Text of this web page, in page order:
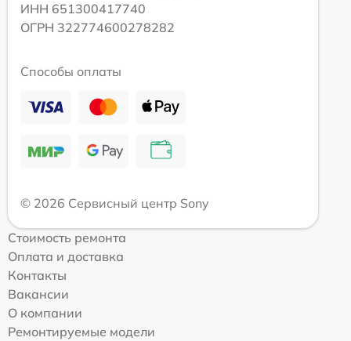
ИНН 651300417740
ОГРН 322774600278282
Способы оплаты
© 2026 Сервисный центр Sony
Стоимость ремонта
Оплата и доставка
Контакты
Вакансии
О компании
Ремонтируемые модели